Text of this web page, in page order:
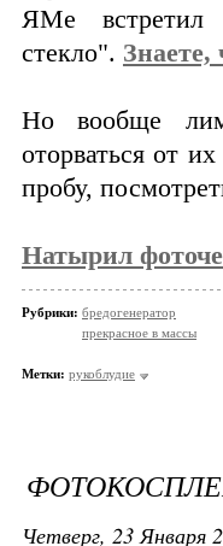
ЯМе встретил
стекло". Знаете,
Но вообще
оторваться от
пробу,
Натырил
Рубрики: бредогенератор
прекрасное в массы
Метки: рукоблудие
Четверг, 23 Января